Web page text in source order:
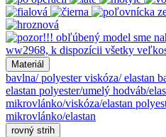
Materiál
bavlna/ polyesterviskóza/ elastan
elastan polyester/umelý hodváb/
mikrovlánko/viskóza/elastan
mikrovlánko/elastan
rovný strih